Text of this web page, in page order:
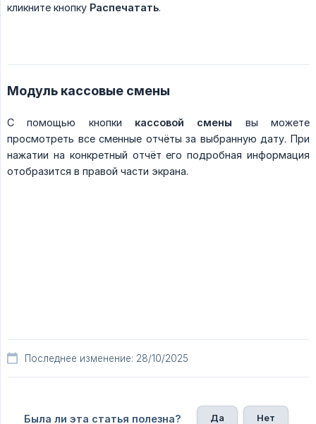
кликните кнопку Распечатать.
Модуль кассовые смены
С помощью кнопки кассовой смены вы можете
просмотреть все сменные отчёты за выбранную дату. При
нажатии на конкретный отчёт его подробная информация
отобразится в правой части экрана.
Последнее изменение: 28/10/2025
Была ли эта статья полезна? Да Нет